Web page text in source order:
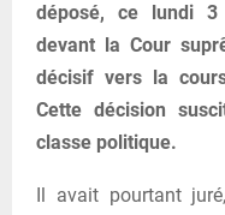
déposé, ce lundi 3
devant la Cour
décisif vers la
Cette décision
classe politique.
Il avait pourtant